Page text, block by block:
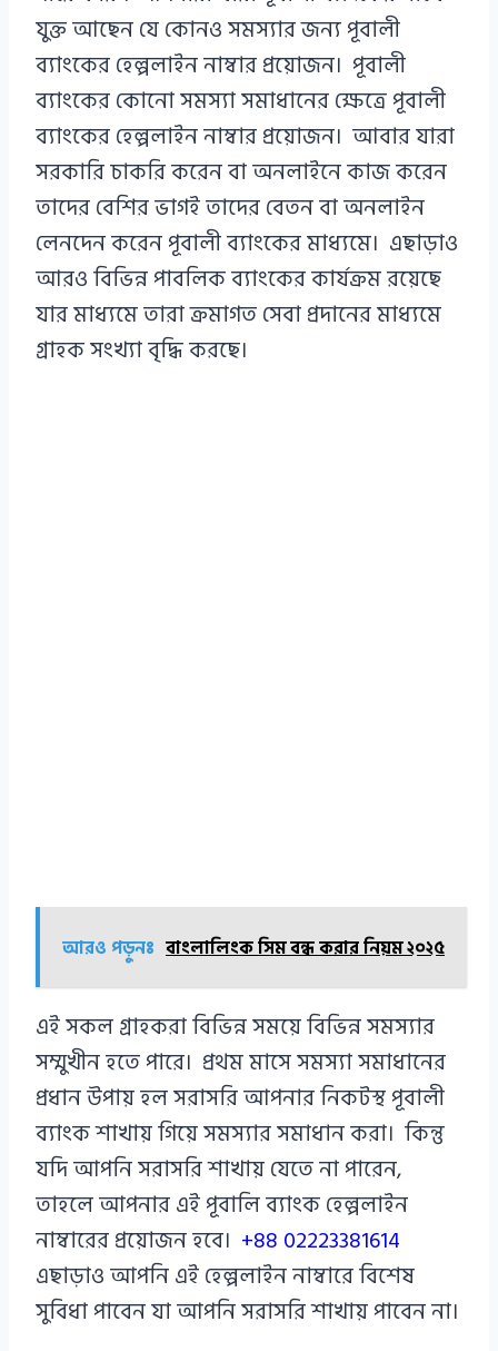
যুক্ত আছেন যে কোনও সমস্যার জন্য পূবালী
ব্যাংকের হেল্পলাইন নাম্বার প্রয়োজন। পূবালী
ব্যাংকের কোনো সমস্যা সমাধানের ক্ষেত্রে পূবালী
ব্যাংকের হেল্পলাইন নাম্বার প্রয়োজন। আবার যারা
সরকারি চাকরি করেন বা অনলাইনে কাজ করেন
তাদের বেশির ভাগই তাদের বেতন বা অনলাইন
লেনদেন করেন পূবালী ব্যাংকের মাধ্যমে। এছাড়াও
আরও বিভিন্ন পাবলিক ব্যাংকের কার্যক্রম রয়েছে
যার মাধ্যমে তারা ক্রমাগত সেবা প্রদানের মাধ্যমে
গ্রাহক সংখ্যা বৃদ্ধি করছে।
আরও পড়ুনঃ বাংলালিংক সিম বন্ধ করার নিয়ম ২০২৫
এই সকল গ্রাহকরা বিভিন্ন সময়ে বিভিন্ন সমস্যার
সম্মুখীন হতে পারে। প্রথম মাসে সমস্যা সমাধানের
প্রধান উপায় হল সরাসরি আপনার নিকটস্থ পূবালী
ব্যাংক শাখায় গিয়ে সমস্যার সমাধান করা। কিন্তু
যদি আপনি সরাসরি শাখায় যেতে না পারেন,
তাহলে আপনার এই পূবালি ব্যাংক হেল্পলাইন
নাম্বারের প্রয়োজন হবে। +88 02223381614
এছাড়াও আপনি এই হেল্পলাইন নাম্বারে বিশেষ
সুবিধা পাবেন যা আপনি সরাসরি শাখায় পাবেন না।